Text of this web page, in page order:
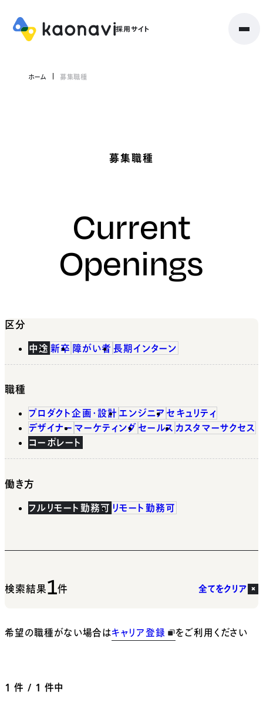
ホーム 募集職種
募集職種
Current
Openings
区分
中途 新卒 障がい者 長期インターン
職種
プロダクト企画・設計 エンジニア セキュリティ
デザイナー マーケティング セールス カスタマーサクセス
コーポレート
働き方
フルリモート勤務可 リモート勤務可
検索結果1件 全てをクリア
希望の職種がない場合はキャリア登録 をご利用ください
1 件 / 1 件中